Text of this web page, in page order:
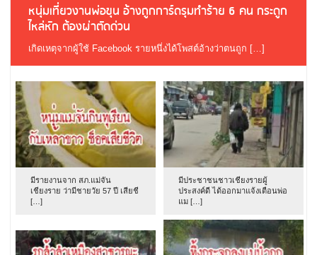
หนุ่มเที่ยวงานพ่อขุน อ้างถูกการ์ดรุมทำร้าย 6 คน กระดูก
ไหล่หัก ต้องผ่าตัดด่วน
เกิดเหตุจากผู้ใช้ Facebook รายหนึ่งได้โพสต์อ้างว่าตนถูก […]
มีรายงานจาก สภ.แม่จัน
เชียงราย ว่ามีชายวัย 57 ปี เสียชี
[…]
มีประชาชนชาวเชียงรายผู้
ประสงค์ดี ได้ออกมาแจ้งเตือนพ่อ
แม […]